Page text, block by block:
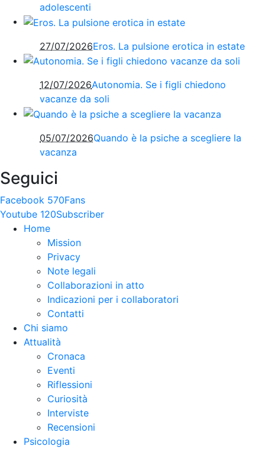
adolescenti
27/07/2026Eros. La pulsione erotica in estate
12/07/2026Autonomia. Se i figli chiedono
vacanze da soli
05/07/2026Quando è la psiche a scegliere la
vacanza
Seguici
Facebook 570Fans
Youtube 120Subscriber
Home
Mission
Privacy
Note legali
Collaborazioni in atto
Indicazioni per i collaboratori
Contatti
Chi siamo
Attualità
Cronaca
Eventi
Riflessioni
Curiosità
Interviste
Recensioni
Psicologia